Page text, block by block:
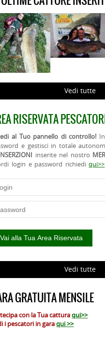
Vedi tutte
RISERVATA
al Tuo pannello di controllo!
e gestisci in totale
inserite nel nostro
login e password richiediqui>>
Vedi tutte
GRATUITA MENSILE
con la Tua catturaqui>>
i pescatori in garaqui >>